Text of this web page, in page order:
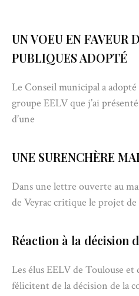
UN VOEU EN FAVEUR
PUBLIQUES ADOPTÉ
Le Conseil municipal a
groupe EELV que j’ai
d’une
UNE SURENCHÈRE
Dans une lettre ouverte au
de Veyrac critique le projet
Réaction à la décision
Les élus EELV de Toulouse
félicitent de la décision de la